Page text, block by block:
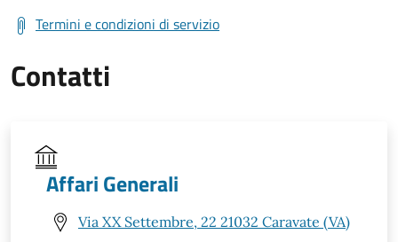
Termini e condizioni di servizio
Contatti
Affari Generali
Via XX Settembre, 22 21032 Caravate (VA)